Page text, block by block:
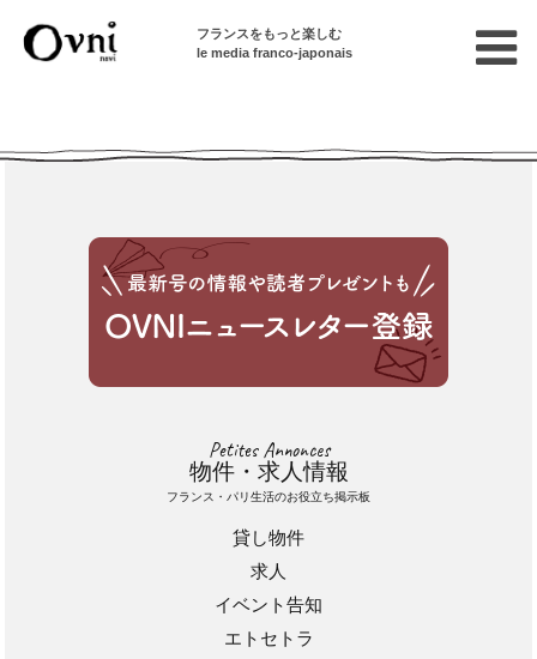
フランスをもっと楽しむ
le media franco-japonais
Petites Annonces
物件・求人情報
フランス・パリ生活のお役立ち掲示板
貸し物件
求人
イベント告知
エトセトラ